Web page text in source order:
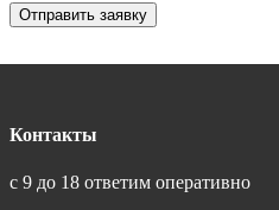
Отправить заявку
Контакты
с 9 до 18 ответим оперативно